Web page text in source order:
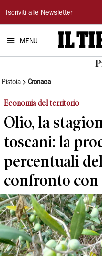
Il
Tirreno
Iscriviti alle Newsletter
MENU
Pistoia Cronaca
Economia del territorio
Olio, la
toscani: la
percentuali
confronto con